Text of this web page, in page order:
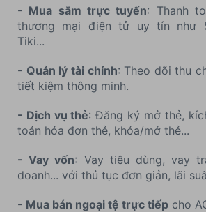
- Mua sắm trực tuyến: Thanh
thương mại điện tử uy tín như
Tiki...
- Quản lý tài chính: Theo dõi thu
tiết kiệm thông minh.
- Dịch vụ thẻ: Đăng ký mở thẻ,
toán hóa đơn thẻ, khóa/mở thẻ...
- Vay vốn: Vay tiêu dùng, vay
doanh... với thủ tục đơn giản, lãi
- Mua bán ngoại tệ trực tiếp cho